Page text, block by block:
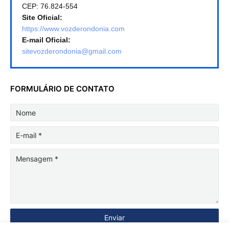
CEP: 76.824-554
Site Oficial:
https://www.vozderondonia.com
E-mail Oficial:
sitevozderondonia@gmail.com
FORMULÁRIO DE CONTATO